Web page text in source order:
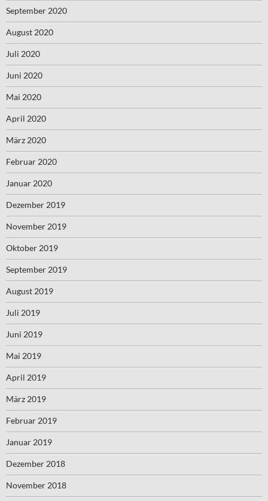
September 2020
August 2020
Juli 2020
Juni 2020
Mai 2020
April 2020
März 2020
Februar 2020
Januar 2020
Dezember 2019
November 2019
Oktober 2019
September 2019
August 2019
Juli 2019
Juni 2019
Mai 2019
April 2019
März 2019
Februar 2019
Januar 2019
Dezember 2018
November 2018